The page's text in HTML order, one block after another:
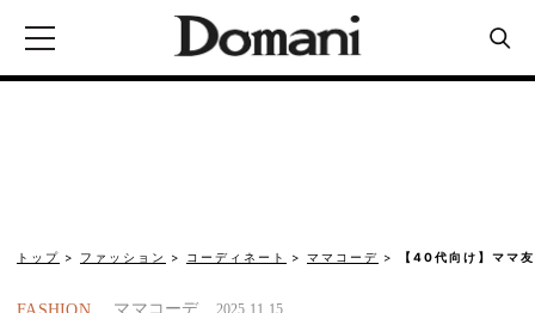
トップ ファッション コーディネート ママコーデ 【40代向け】ママ
FASHION ママコーデ 2025.11.15